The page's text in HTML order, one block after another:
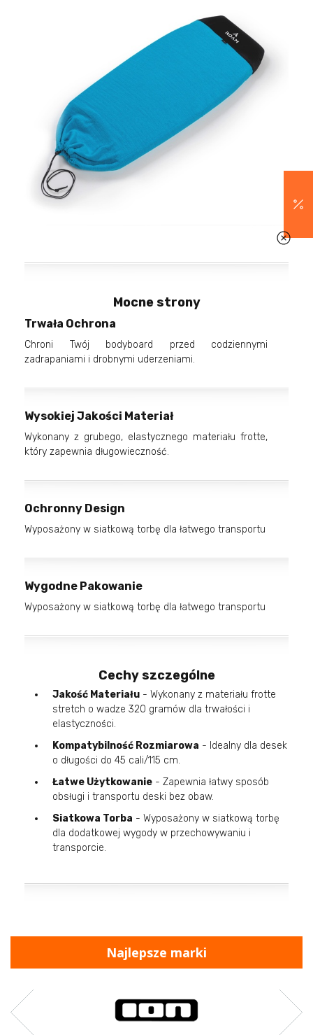
Mocne strony
Trwała Ochrona
Chroni Twój bodyboard przed codziennymi
zadrapaniami i drobnymi uderzeniami.
Wysokiej Jakości Materiał
Wykonany z grubego, elastycznego materiału frotte,
który zapewnia długowieczność.
Ochronny Design
Wyposażony w siatkową torbę dla łatwego transportu
Wygodne Pakowanie
Wyposażony w siatkową torbę dla łatwego transportu
Cechy szczególne
Jakość Materiału - Wykonany z materiału frotte
stretch o wadze 320 gramów dla trwałości i
elastyczności.
Kompatybilność Rozmiarowa - Idealny dla desek
o długości do 45 cali/115 cm.
Łatwe Użytkowanie - Zapewnia łatwy sposób
obsługi i transportu deski bez obaw.
Siatkowa Torba - Wyposażony w siatkową torbę
dla dodatkowej wygody w przechowywaniu i
transporcie.
Najlepsze marki